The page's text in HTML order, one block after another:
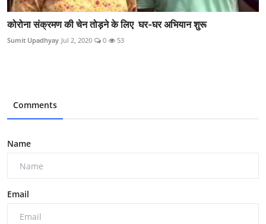
कोरोना संक्रमण की चेन तोड़ने के लिए घर-घर अभियान शुरू
Sumit Upadhyay Jul 2, 2020 0 53
Comments
Name
Email